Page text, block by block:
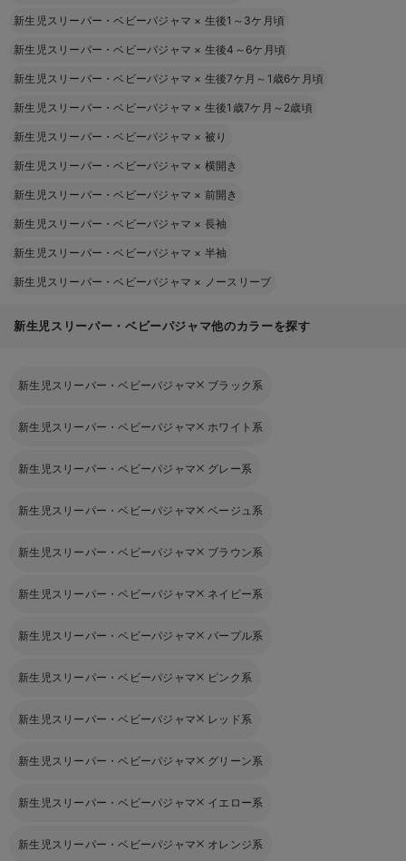
新生児スリーパー・ベビーパジャマ × 生後1～3ケ月頃
新生児スリーパー・ベビーパジャマ × 生後4～6ケ月頃
新生児スリーパー・ベビーパジャマ × 生後7ケ月～1歳6ケ月頃
新生児スリーパー・ベビーパジャマ × 生後1歳7ケ月～2歳頃
新生児スリーパー・ベビーパジャマ × 被り
新生児スリーパー・ベビーパジャマ × 横開き
新生児スリーパー・ベビーパジャマ × 前開き
新生児スリーパー・ベビーパジャマ × 長袖
新生児スリーパー・ベビーパジャマ × 半袖
新生児スリーパー・ベビーパジャマ × ノースリーブ
新生児スリーパー・ベビーパジャマ他のカラーを探す
新生児スリーパー・ベビーパジャマ ブラック系
新生児スリーパー・ベビーパジャマ ホワイト系
新生児スリーパー・ベビーパジャマ グレー系
新生児スリーパー・ベビーパジャマ ベージュ系
新生児スリーパー・ベビーパジャマ ブラウン系
新生児スリーパー・ベビーパジャマ ネイビー系
新生児スリーパー・ベビーパジャマ パープル系
新生児スリーパー・ベビーパジャマ ピンク系
新生児スリーパー・ベビーパジャマ レッド系
新生児スリーパー・ベビーパジャマ グリーン系
新生児スリーパー・ベビーパジャマ イエロー系
新生児スリーパー・ベビーパジャマ オレンジ系